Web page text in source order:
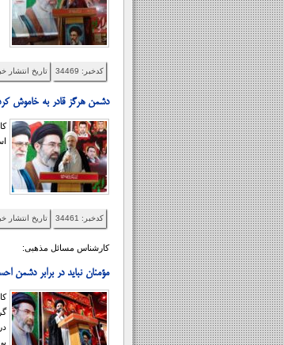
کدخبر: 34469 تاریخ انتشار خبر: ۳:۰۱ ب٫ظ - دوشنبه
دشمن هرگز قادر به خاموش
کدخبر: 34461 تاریخ انتشار خبر: ۲:۵۵ ب٫ظ - شنبه
کارشناس مسائل مذهبی:
مؤمنان نباید در برابر دشمن